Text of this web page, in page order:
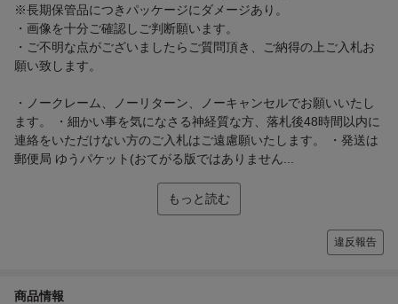
※長期保管品につきパッケージにダメージあり。
・画像を十分ご確認しご判断願います。
・ご不明な点がございましたらご質問頂き、ご納得の上ご入札お
願い致します。
・ノークレーム、ノーリターン、ノーキャンセルでお願いいたし
ます。 ・細かい事を気になさる神経質な方、落札後48時間以内に
連絡をいただけない方のご入札はご遠慮願いたします。 ・発送は
郵便局 ゆうパケット(おてがる版ではありません...
もっと読む
違反報告
商品情報